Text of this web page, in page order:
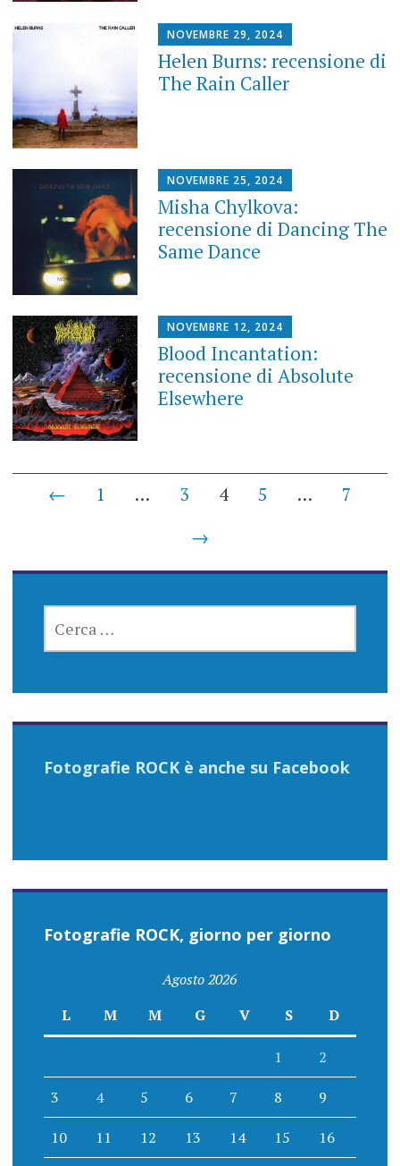
NOVEMBRE 29, 2024
Helen Burns: recensione di
The Rain Caller
NOVEMBRE 25, 2024
Misha Chylkova:
recensione di Dancing The
Same Dance
NOVEMBRE 12, 2024
Blood Incantation:
recensione di Absolute
Elsewhere
Posts
← 1 … 3 4 5 …
7
→
PER:
Fotografie ROCK è anche su Facebook
Fotografie ROCK, giorno per giorno
Agosto 2026
L
M M G V S D
1 2
3 4 5 6 7 8 9
10 11 12 13 14 15 16